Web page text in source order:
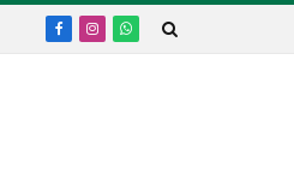
Facebook
Instagram
WhatsApp